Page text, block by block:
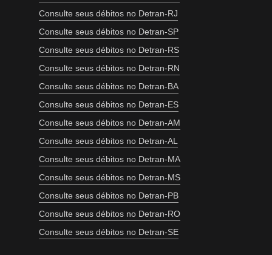
Consulte seus débitos no Detran-RJ
Consulte seus débitos no Detran-SP
Consulte seus débitos no Detran-RS
Consulte seus débitos no Detran-RN
Consulte seus débitos no Detran-BA
Consulte seus débitos no Detran-ES
Consulte seus débitos no Detran-AM
Consulte seus débitos no Detran-AL
Consulte seus débitos no Detran-MA
Consulte seus débitos no Detran-MS
Consulte seus débitos no Detran-PB
Consulte seus débitos no Detran-RO
Consulte seus débitos no Detran-SE